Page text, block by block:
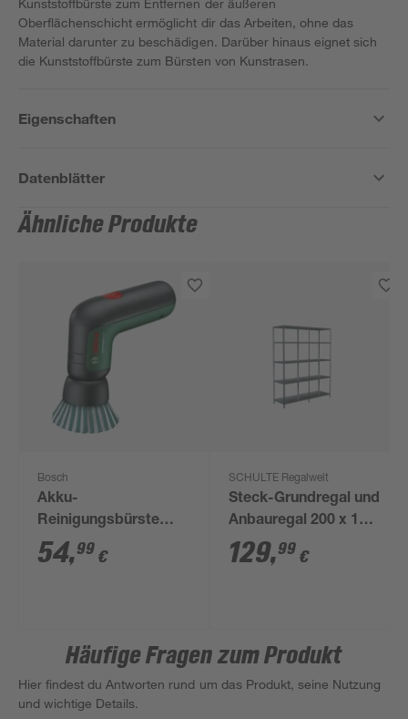
Kunststoffbürste zum Entfernen der äußeren
Oberflächenschicht ermöglicht dir das Arbeiten, ohne das
Material darunter zu beschädigen. Darüber hinaus eignet sich
die Kunststoffbürste zum Bürsten von Kunstrasen.
Eigenschaften
Datenblätter
Ähnliche Produkte
Bosch
Akku-
Reinigungsbürste
'UniversalBrush' 2 Ah,
13-teilig
54,99 €
SCHULTE Regalwelt
Steck-Grundregal und
Anbauregal 200 x 160
x 50 cm, 10 Böden,
verzinkt, Tragkraft 425
129,99 €
Häufige Fragen zum Produkt
Hier findest du Antworten rund um das Produkt, seine Nutzung
und wichtige Details.